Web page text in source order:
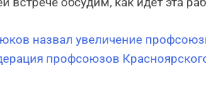
назвал увеличение
профсоюзов